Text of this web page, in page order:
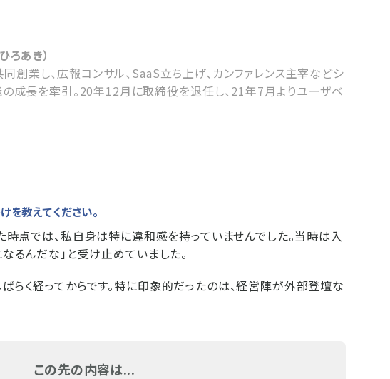
ろあき）
業し、広報コンサル、SaaS立ち上げ、カンファレンス主宰などシ
成長を牽引。20年12月に取締役を退任し、21年7月よりユーザベ
教えてください。
時点では、私自身は特に違和感を持っていませんでした。当時は入
るんだな」と受け止めていました。
らく経ってからです。特に印象的だったのは、経営陣が外部登壇な
この先の内容は...